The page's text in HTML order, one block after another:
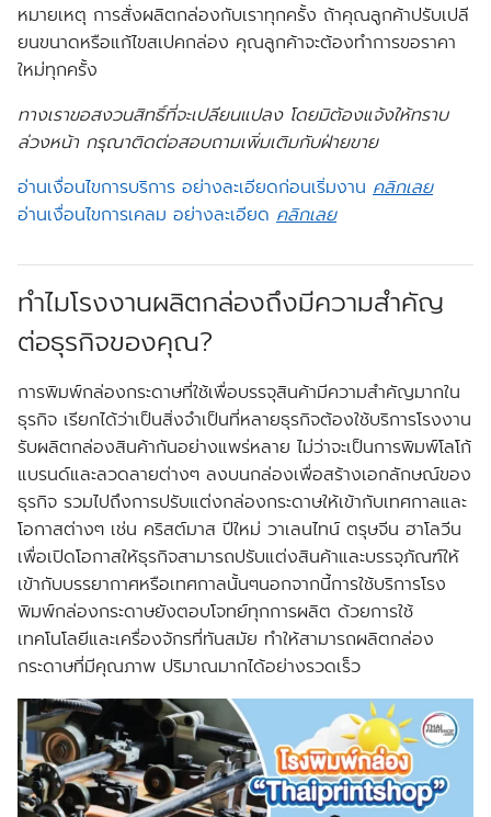
หมายเหตุ การสั่งผลิตกล่องกับเราทุกครั้ง ถ้าคุณลูกค้าปรับเปลี
ยนขนาดหรือแก้ไขสเปคกล่อง คุณลูกค้าจะต้องทำการขอราคา
ใหม่ทุกครั้ง
ทางเราขอสงวนสิทธิ์ที่จะเปลียนแปลง โดยมิต้องแจ้งให้ทราบ
ล่วงหน้า กรุณาติดต่อสอบถามเพิ่มเติมกับฝ่ายขาย
อ่านเงื่อนไขการบริการ อย่างละเอียดก่อนเริ่มงาน คลิกเลย
อ่านเงื่อนไขการเคลม อย่างละเอียด คลิกเลย
ทำไมโรงงานผลิตกล่องถึงมีความสำคัญ
ต่อธุรกิจของคุณ?
การพิมพ์กล่องกระดาษที่ใช้เพื่อบรรจุสินค้ามีความสำคัญมากใน
ธุรกิจ เรียกได้ว่าเป็นสิ่งจำเป็นที่หลายธุรกิจต้องใช้บริการโรงงาน
รับผลิตกล่องสินค้ากันอย่างแพร่หลาย ไม่ว่าจะเป็นการพิมพ์โลโก้
แบรนด์และลวดลายต่างๆ ลงบนกล่องเพื่อสร้างเอกลักษณ์ของ
ธุรกิจ รวมไปถึงการปรับแต่งกล่องกระดาษให้เข้ากับเทศกาลและ
โอกาสต่างๆ เช่น คริสต์มาส ปีใหม่ วาเลนไทน์ ตรุษจีน ฮาโลวีน
เพื่อเปิดโอกาสให้ธุรกิจสามารถปรับแต่งสินค้าและบรรจุภัณฑ์ให้
เข้ากับบรรยากาศหรือเทศกาลนั้นๆนอกจากนี้การใช้บริการโรง
พิมพ์กล่องกระดาษยังตอบโจทย์ทุกการผลิต ด้วยการใช้
เทคโนโลยีและเครื่องจักรที่ทันสมัย ทำให้สามารถผลิตกล่อง
กระดาษที่มีคุณภาพ ปริมาณมากได้อย่างรวดเร็ว